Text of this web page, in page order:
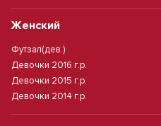
Женский
Футзал(дев.)
Девочки 2016 г.р.
Девочки 2015 г.р.
Девочки 2014 г.р.